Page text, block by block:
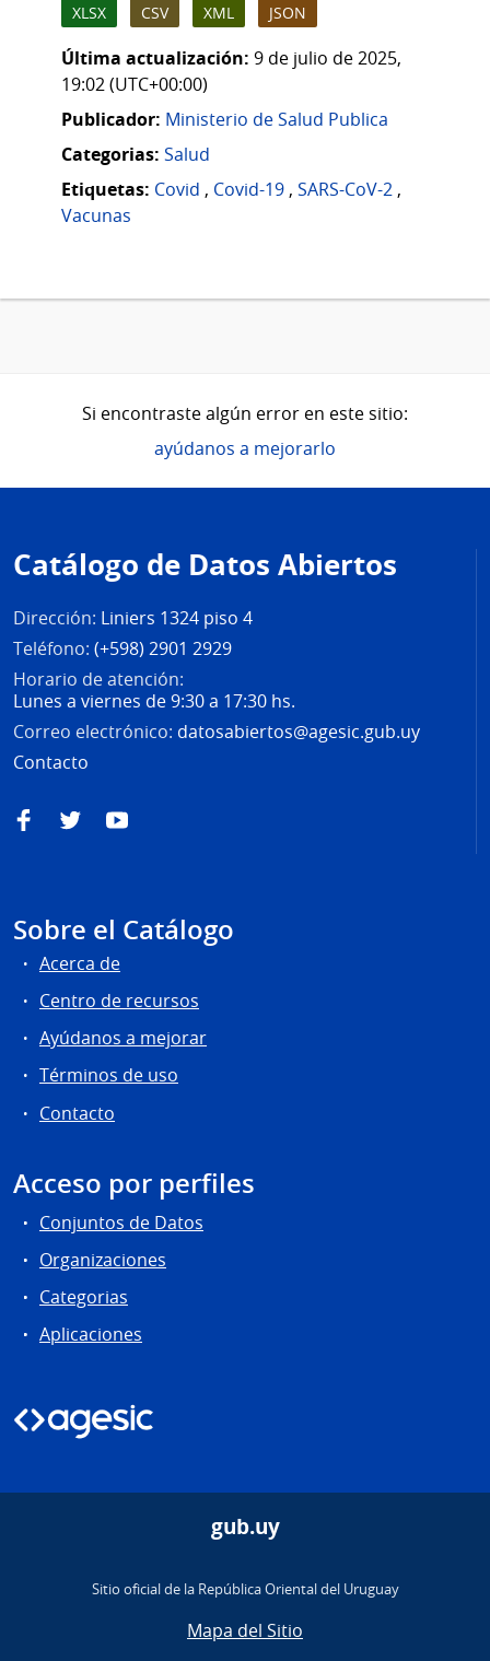
XLSX CSV XML JSON
Última actualización: 9 de julio de 2025,
19:02 (UTC+00:00)
Publicador: Ministerio de Salud Publica
Categorias: Salud
Etiquetas: Covid , Covid-19 , SARS-CoV-2 ,
Vacunas
Si encontraste algún error en este sitio:
ayúdanos a mejorarlo
de
página
Catálogo de Datos Abiertos
Dirección: Liniers 1324 piso 4
Teléfono: (+598) 2901 2929
Horario de atención:
Lunes a viernes de 9:30 a 17:30 hs.
Correo electrónico: datosabiertos@agesic.gub.uy
Contacto
FacebookTwitterYouTube
Sobre el Catálogo
Acerca de
Centro de recursos
Ayúdanos a mejorar
Términos de uso
Contacto
Acceso por perfiles
Conjuntos de Datos
Organizaciones
Categorias
Aplicaciones
gub.uy
Sitio oficial de la República Oriental del Uruguay
Mapa del Sitio